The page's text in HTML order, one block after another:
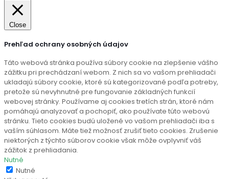
Close
Prehľad ochrany osobných údajov
Táto webová stránka používa súbory cookie na zlepšenie vášho
zážitku pri prechádzaní webom. Z nich sa vo vašom prehliadači
ukladajú súbory cookie, ktoré sú kategorizované podľa potreby,
pretože sú nevyhnutné pre fungovanie základných funkcií
webovej stránky. Používame aj cookies tretích strán, ktoré nám
pomáhajú analyzovať a pochopiť, ako používate túto webovú
stránku. Tieto cookies budú uložené vo vašom prehliadači iba s
vaším súhlasom. Máte tiež možnosť zrušiť tieto cookies. Zrušenie
niektorých z týchto súborov cookie však môže ovplyvniť váš
zážitok z prehliadania.
Nutné
Nutné